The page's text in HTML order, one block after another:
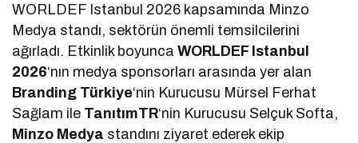
WORLDEF Istanbul 2026 kapsamında Minzo
Medya standı, sektörün önemli temsilcilerini
ağırladı. Etkinlik boyuncaWORLDEF Istanbul
2026‘nın medya sponsorları arasında yer alan
Branding Türkiye‘nin Kurucusu Mürsel Ferhat
Sağlam ile TanıtımTR‘nin Kurucusu Selçuk Softa,
Minzo Medya standını ziyaret ederek ekip